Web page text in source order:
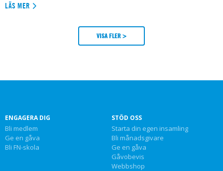
LÄS MER
VISA FLER >
ENGAGERA DIG
Bli medlem
Ge en gåva
Bli FN-skola
STÖD OSS
Starta din egen insamling
Bli månadsgivare
Ge en gåva
Gåvobevis
Webbshop